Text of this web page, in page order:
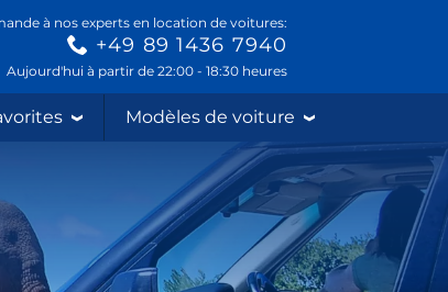
à nos experts en location de voitures:
+49 89 1436 7940
Aujourd'hui à partir de 22:00 - 18:30 heures
Modèles de voiture